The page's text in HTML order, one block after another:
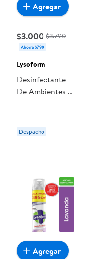
$3.000 $3.790
Ahorra $790
Lysoform
Desinfectante
De Ambientes Y
Lata 360 ml
Lysoform
Despacho
Agregar
Agregar